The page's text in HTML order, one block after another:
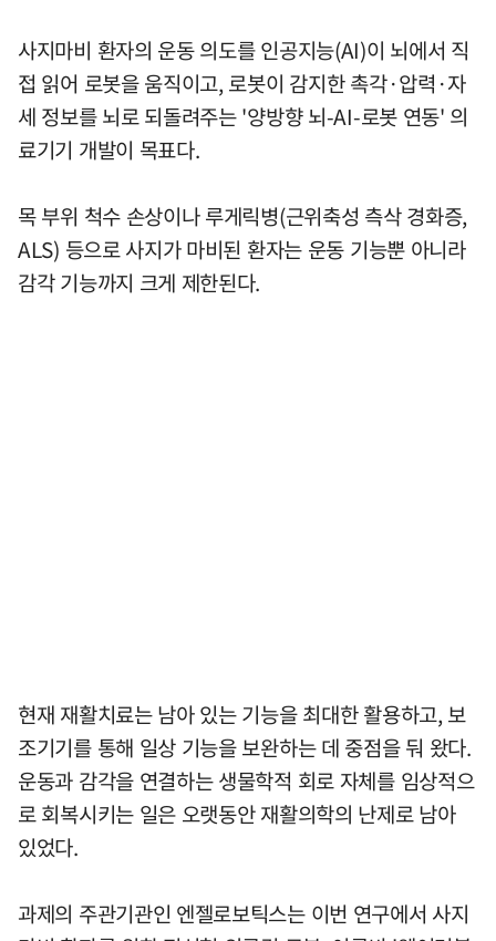
사지마비 환자의 운동 의도를 인공지능(AI)이 뇌에서 직
접 읽어 로봇을 움직이고, 로봇이 감지한 촉각·압력·자
세 정보를 뇌로 되돌려주는 '양방향 뇌-AI-로봇 연동' 의
료기기 개발이 목표다.
목 부위 척수 손상이나 루게릭병(근위축성 측삭 경화증,
ALS) 등으로 사지가 마비된 환자는 운동 기능뿐 아니라
감각 기능까지 크게 제한된다.
현재 재활치료는 남아 있는 기능을 최대한 활용하고, 보
조기기를 통해 일상 기능을 보완하는 데 중점을 둬 왔다.
운동과 감각을 연결하는 생물학적 회로 자체를 임상적으
로 회복시키는 일은 오랫동안 재활의학의 난제로 남아
있었다.
과제의 주관기관인 엔젤로보틱스는 이번 연구에서 사지